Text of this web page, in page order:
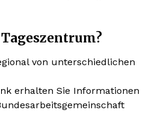
von unterschiedlichen
erhalten Sie Informationen